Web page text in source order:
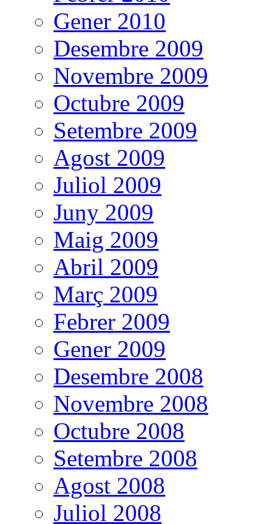
Gener 2010
Desembre 2009
Novembre 2009
Octubre 2009
Setembre 2009
Agost 2009
Juliol 2009
Juny 2009
Maig 2009
Abril 2009
Març 2009
Febrer 2009
Gener 2009
Desembre 2008
Novembre 2008
Octubre 2008
Setembre 2008
Agost 2008
Juliol 2008